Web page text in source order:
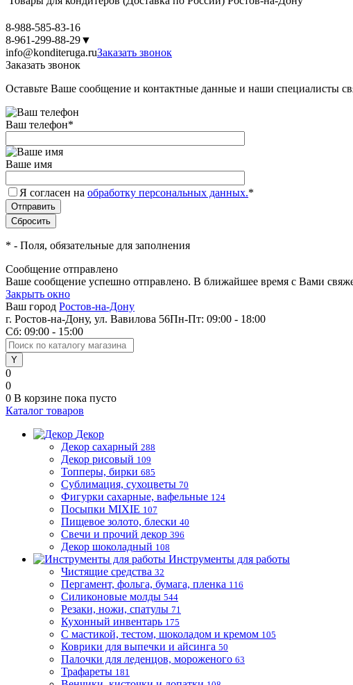
8-988-585-83-16
8-961-299-88-29▼
info@konditeruga.ruЗаказать звонок
Заказать звонок
Оставьте Ваше сообщение и контактные данные и наши специалисты
Ваш телефон*
Ваше имя
Я согласен на обработку персональных данных.*
* - Поля, обязательные для заполнения
Сообщение отправлено
Ваше сообщение успешно отправлено. В ближайшее время с Вами
Закрыть окно
Ваш город Ростов-на-Дону
г. Ростов-на-Дону, ул. Вавилова 56Пн-Пт: 09:00 - 18:00
Сб: 09:00 - 15:00
0
0
0 В корзине пока пусто
Каталог товаров
Декор
Декор сахарный 288
Декор рисовый 109
Топперы, бирки 685
Сублимация, сухоцветы 70
Фигурки сахарные, вафельные 124
Посыпки MIXIE 107
Пищевое золото, блески 40
Свечи и прочий декор 396
Декор шоколадный 108
Инструменты для работы
Чистящие средства 32
Пергамент, фольга, бумага, пленка 116
Силиконовые молды 544
Резаки, ножи, спатулы 71
Кухонный инвентарь 175
С мастикой, тестом, шоколадом и кремом 105
Коврики для выпечки и айсинга 50
Палочки для леденцов, мороженого 63
Трафареты 181